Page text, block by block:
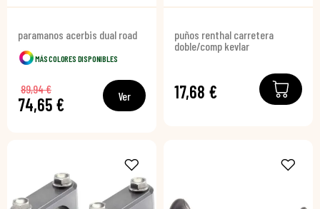
paramanos acerbis dual road
MÁS COLORES DISPONIBLES
74,65 €
89,94 € Ver
puños renthal carretera
doble/comp kevlar
17,68 €